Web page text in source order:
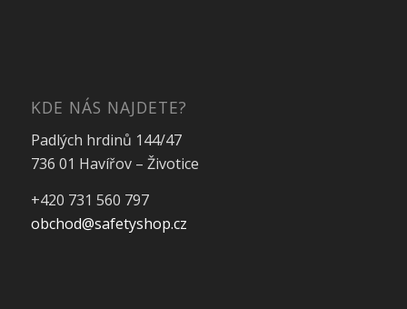
KDE NÁS NAJDETE?
Padlých hrdinů 144/47
736 01 Havířov – Životice
+420 731 560 797
obchod@safetyshop.cz